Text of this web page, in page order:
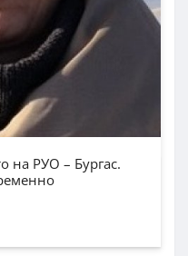
на РУО – Бургас.